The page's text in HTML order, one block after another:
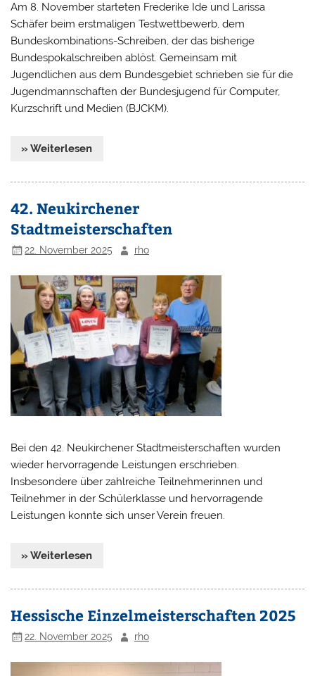
Am 8. November starteten Frederike Ide und Larissa
Schäfer beim erstmaligen Testwettbewerb, dem
Bundeskombinations-Schreiben, der das bisherige
Bundespokalschreiben ablöst. Gemeinsam mit
Jugendlichen aus dem Bundesgebiet schrieben sie für die
Jugendmannschaften der Bundesjugend für Computer,
Kurzschrift und Medien (BJCKM).
» Weiterlesen
42. Neukirchener
Stadtmeisterschaften
22. November 2025 rho
Bei den 42. Neukirchener Stadtmeisterschaften wurden
wieder hervorragende Leistungen erschrieben.
Insbesondere über zahlreiche Teilnehmerinnen und
Teilnehmer in der Schülerklasse und hervorragende
Leistungen konnte sich unser Verein freuen.
» Weiterlesen
Hessische Einzelmeisterschaften 2025
22. November 2025 rho